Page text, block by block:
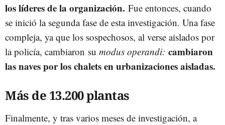
los líderes de la organización. Fue entonces, cuando
se inició la segunda fase de esta investigación. Una fase
compleja, ya que los sospechosos, al verse aislados por
la policía, cambiaron su modus operandi: cambiaron
las naves por los chalets en urbanizaciones aisladas.
Más de 13.200 plantas
Finalmente, y tras varios meses de investigación, a